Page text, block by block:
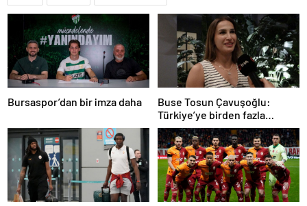
Bursaspor’dan bir imza daha
Buse Tosun Çavuşoğlu:
Türkiye’ye birden fazla
madalya getireceğine
inanıyorum